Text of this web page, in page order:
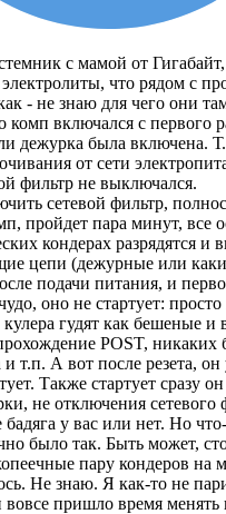
с мамой от
электролиты, что рядом с
- не знаю для чего они
комп включался с первого
дежурка была включена.
от сети
фильтр не выключался.
сетевой фильтр,
пройдет пара минут, все
кондерах разрядятся и
цепи (дежурные или
подачи питания, и
оно не стартует:
гудят как бешеные и
POST, никаких
т.п. А вот после резета,
Также стартует сразу
не отключения сетевого
у вас или нет. Но
было так. Быть может,
пару кондеров на
Не знаю. Я как-то не
пришло время менять